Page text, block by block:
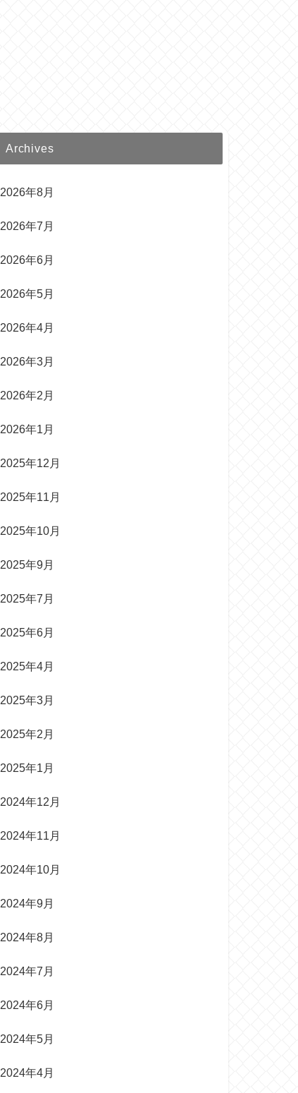
Archives
2026年8月
2026年7月
2026年6月
2026年5月
2026年4月
2026年3月
2026年2月
2026年1月
2025年12月
2025年11月
2025年10月
2025年9月
2025年7月
2025年6月
2025年4月
2025年3月
2025年2月
2025年1月
2024年12月
2024年11月
2024年10月
2024年9月
2024年8月
2024年7月
2024年6月
2024年5月
2024年4月